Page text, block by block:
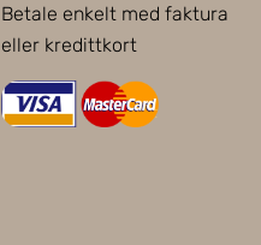
Betale enkelt med faktura
eller kredittkort